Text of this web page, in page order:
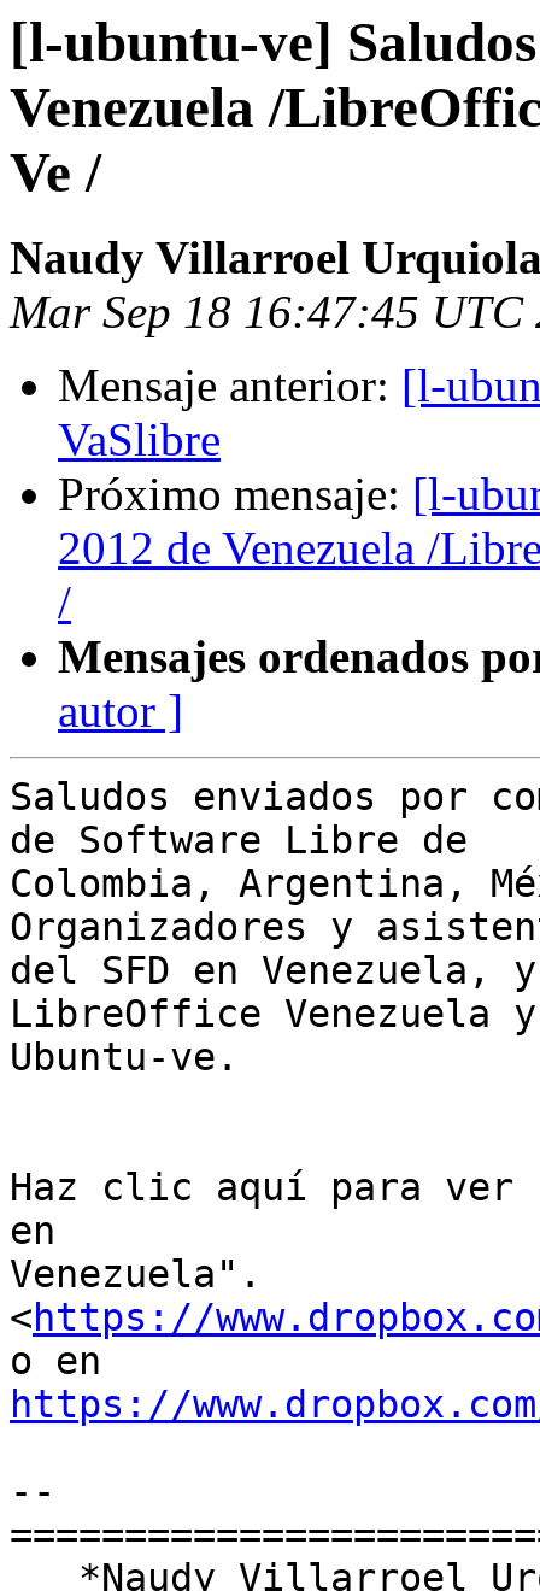
[l-ubuntu-ve]
Venezuela /
Ve /
Naudy Villarroel
Mar Sep 18 16:47:45 UTC
Mensaje anterior: [l-
VaSlibre
Próximo mensaje: [l-
2012 de Venezuela /
/
Mensajes ordenados
autor ]
Saludos enviados por
de Software Libre de
Colombia, Argentina,
Organizadores y
del SFD en Venezuela,
LibreOffice Venezuela y
Ubuntu-ve.
Haz clic aquí para ver
en
Venezuela".
<https://
https://
--